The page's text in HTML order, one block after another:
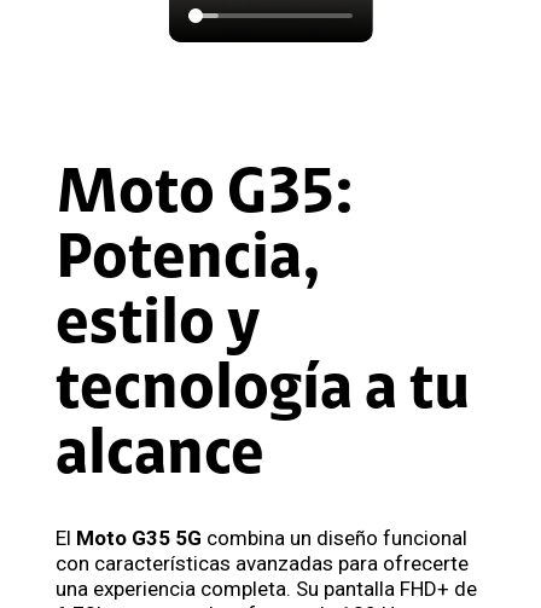
Moto G35:
Potencia,
estilo y
tecnología a tu
alcance
El Moto G35 5G combina un diseño funcional
con características avanzadas para ofrecerte
una experiencia completa. Su pantalla FHD+ de